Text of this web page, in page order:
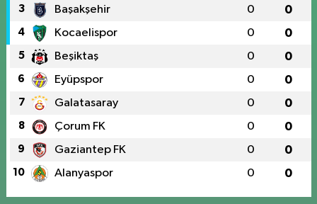
3 Başakşehir 0 0
4 Kocaelispor 0 0
5 Beşiktaş 0 0
6 Eyüpspor 0 0
7 Galatasaray 0 0
8 Çorum FK 0 0
9 Gaziantep FK 0 0
10 Alanyaspor 0 0